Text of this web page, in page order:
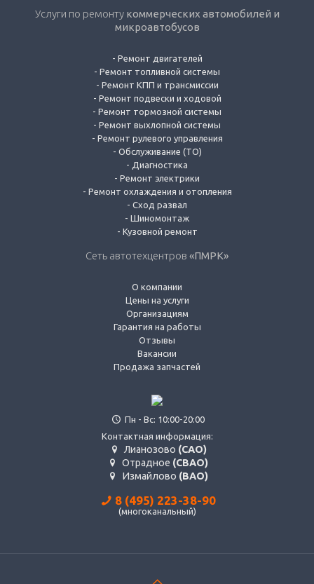
Услуги по ремонту коммерческих автомобилей и
микроавтобусов
- Ремонт двигателей
- Ремонт топливной системы
- Ремонт КПП и трансмиссии
- Ремонт подвески и ходовой
- Ремонт тормозной системы
- Ремонт выхлопной системы
- Ремонт рулевого управления
- Обслуживание (ТО)
- Диагностика
- Ремонт электрики
- Ремонт охлаждения и отопления
- Сход развал
- Шиномонтаж
- Кузовной ремонт
Сеть автотехцентров «ПМРК»
О компании
Цены на услуги
Организациям
Гарантия на работы
Отзывы
Вакансии
Продажа запчастей
Пн - Вс: 10:00-20:00
Контактная информация:
Лианозово (САО)
Отрадное (СВАО)
Измайлово (ВАО)
8 (495) 223-38-90
(многоканальный)